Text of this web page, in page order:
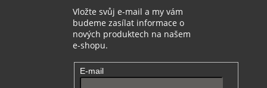
Vložte svůj e-mail a my vám
budeme zasílat informace o
nových produktech na našem
e-shopu.
E-mail